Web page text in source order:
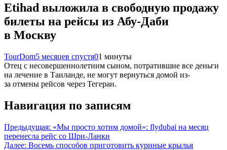
Etihad выложила в свободную продажу
билеты на рейсы из Абу-Даби
в Москву
TourDom5 месяцев спустя01 минуты
Отец с несовершеннолетним сыном, потратившие все деньги
на лечение в Таиланде, не могут вернуться домой из-
за отмены рейсов через Тегеран.
Навигация по записям
Предыдущая: «Мы просто хотим домой»: flydubai на месяц
перенесла рейс со Шри-Ланки
Далее: Восемь способов приготовить куриные крылья